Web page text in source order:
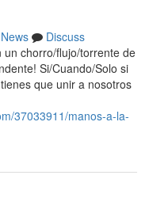
News
Discuss
un chorro/flujo/torrente de
Si/Cuando/Solo si
que unir a nosotros
37033911/manos-a-la-